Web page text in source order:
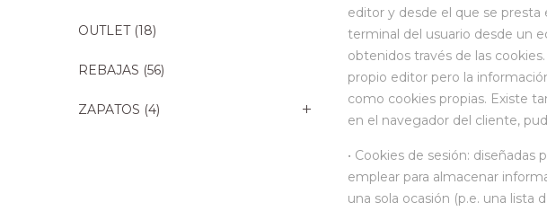
editor y desde el que se presta
terminal del usuario desde un
obtenidos través de las
propio editor pero la
como cookies propias. Existe
en el navegador del cliente,
• Cookies de sesión:
emplear para almacenar
una sola ocasión (p.e. una lista
OUTLET (18)
REBAJAS (56)
ZAPATOS (4)